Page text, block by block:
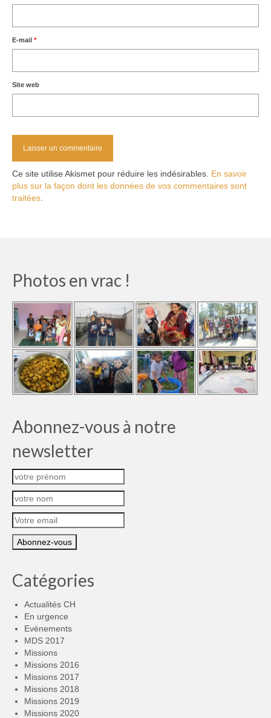
E-mail *
Site web
Ce site utilise Akismet pour réduire les indésirables. En savoir
plus sur la façon dont les données de vos commentaires sont
traitées
Photos en vrac !
Abonnez-vous à notre
newsletter
Catégories
Actualités CH
En urgence
Evènements
MDS 2017
Missions
Missions 2016
Missions 2017
Missions 2018
Missions 2019
Missions 2020